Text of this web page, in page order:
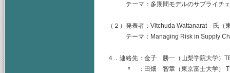
テーマ：多期間モデルのサプライチェ
（２）発表者：Vitchuda Wattanarat 氏（
テーマ：Managing Risk in Supply
４．連絡先：金子 勝一（山梨学院大学）
〃 ：田畑 智章（東京富士大学）